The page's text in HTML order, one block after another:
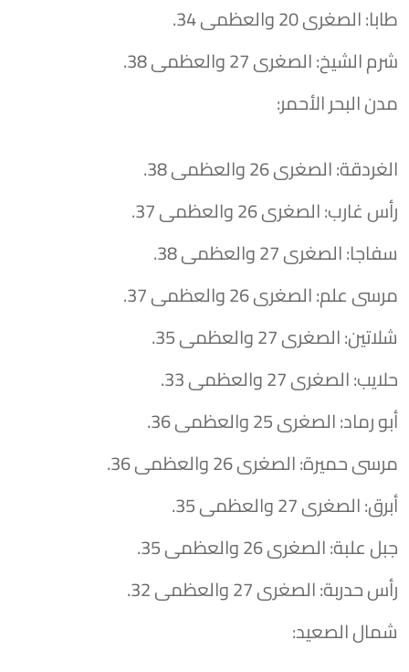
​طابا: الصغرى 20 والعظمى 34.
​شرم الشيخ: الصغرى 27 والعظمى 38.
​مدن البحر الأحمر:
​الغردقة: الصغرى 26 والعظمى 38.
​رأس غارب: الصغرى 26 والعظمى 37.
​سفاجا: الصغرى 27 والعظمى 38.
​مرسى علم: الصغرى 26 والعظمى 37.
​شلاتين: الصغرى 27 والعظمى 35.
​حلايب: الصغرى 27 والعظمى 33.
​أبو رماد: الصغرى 25 والعظمى 36.
​مرسى حميرة: الصغرى 26 والعظمى 36.
​أبرق: الصغرى 27 والعظمى 35.
​جبل علبة: الصغرى 26 والعظمى 35.
​رأس حدربة: الصغرى 27 والعظمى 32.
​شمال الصعيد: